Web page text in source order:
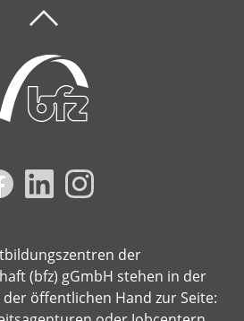
der
(bfz) gGmbH stehen in der
öffentlichen Hand zur Seite: